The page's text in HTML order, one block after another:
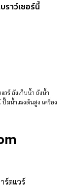
ราว์เซอร์นี้
วร์ ถังเก็บน้ำ ถังน้ำ
มน้ำแรงดันสูง เครื่อง
ร์ดแวร์